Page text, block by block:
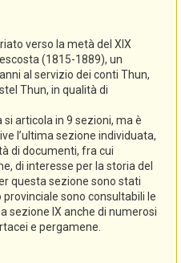
verso la metà del XIX
(1815-1889), un
al servizio dei conti Thun,
Thun, in qualità di
si articola in 9 sezioni, ma è
l’ultima sezione individuata,
di documenti, fra cui
di interesse per la storia del
questa sezione sono stati
provinciale sono consultabili le
sezione IX anche di numerosi
e pergamene.